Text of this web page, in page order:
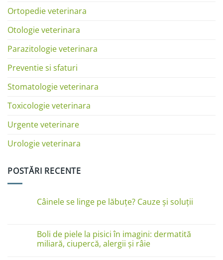
Ortopedie veterinara
Otologie veterinara
Parazitologie veterinara
Preventie si sfaturi
Stomatologie veterinara
Toxicologie veterinara
Urgente veterinare
Urologie veterinara
POSTĂRI RECENTE
Câinele se linge pe lăbuțe? Cauze și soluții
Câinele
se
linge
Boli de piele la pisici în imagini: dermatită
miliară, ciupercă, alergii și râie